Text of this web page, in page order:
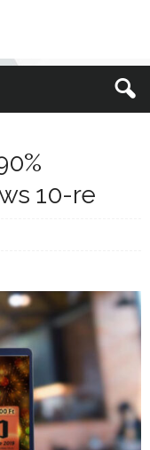
10-re